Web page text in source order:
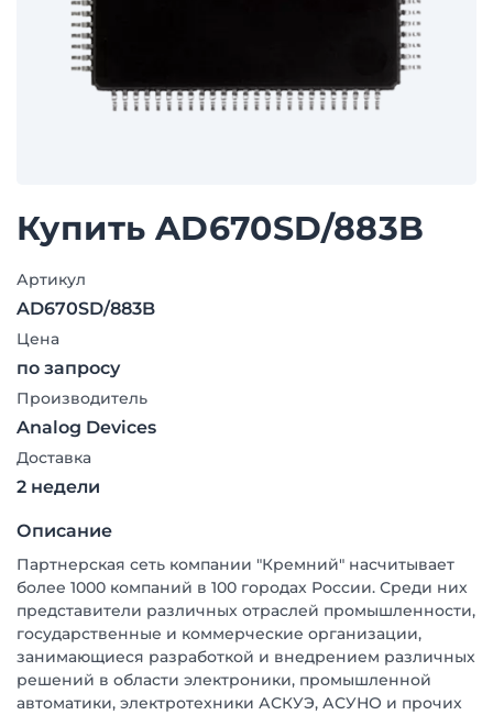
Купить AD670SD/883B
Артикул
AD670SD/883B
Цена
по запросу
Производитель
Analog Devices
Доставка
2 недели
Описание
Партнерская сеть компании "Кремний" насчитывает
более 1000 компаний в 100 городах России. Среди них
представители различных отраслей промышленности,
государственные и коммерческие организации,
занимающиеся разработкой и внедрением различных
решений в области электроники, промышленной
автоматики, электротехники АСКУЭ, АСУНО и прочих